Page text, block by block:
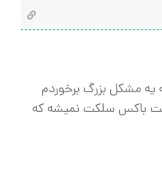
یه مشکل بزرگ برخوردم
باکس سلکت نمیشه که